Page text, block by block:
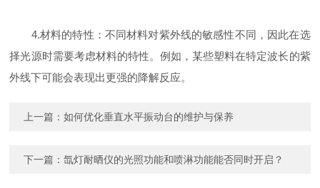
4.材料的特性：不同材料对紫外线的敏感性不同，因此在选
择光源时需要考虑材料的特性。例如，某些塑料在特定波长的紫
外线下可能会表现出更强的降解反应。
上一篇：如何优化垂直水平振动台的维护与保养
下一篇：氙灯耐晒仪的光照功能和喷淋功能能否同时开启？